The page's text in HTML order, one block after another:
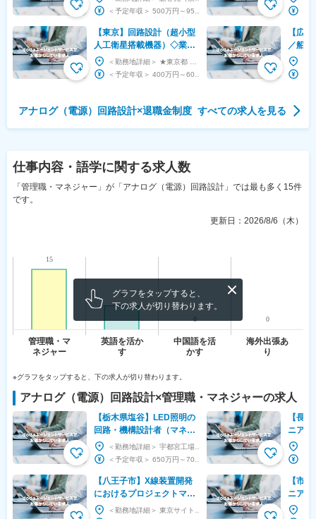
場G
【東京】回路設計（超小型
人工衛星搭載機器）◇業界
不問/テクノプロG
望に応
【広
／船
イン
円超も
アナログ（電源）回路設計×退職金制度 すべての求人を見る
仕事内容・語学に関する求人数
「管理職・マネジャー」が「アナログ（電源）回路設計」では最も多く15件
です。
更新日： 2026/8/6（木）
グラフをタップすると、
下の求人が切り替わります。
※グラフをタップすると、下の求人が切り替わります。
アナログ（電源）回路設計×管理職・マネジャーの求人
【栃木県塩谷】LED照明の
回路・機構設計者（マネー
ジャー）■腰を据えて就業
可能｜設立60年以上
【八王子市】X線装置開発
におけるプロジェクトマネ
ジメントリーダー◆リモー
【長
ニア
業立
成長市
【市
ニア
業立